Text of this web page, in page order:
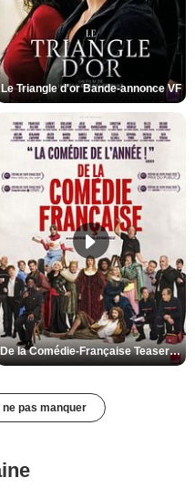
Le Triangle d'or Bande-annonce VF
De la Comédie-Française Teaser VF
pas manquer